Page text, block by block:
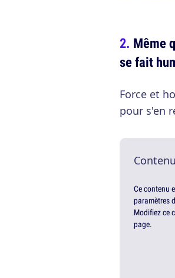
Même
se fait
Force et
pour s'en
Ce contenu
paramètres
Modifiez ce
page.